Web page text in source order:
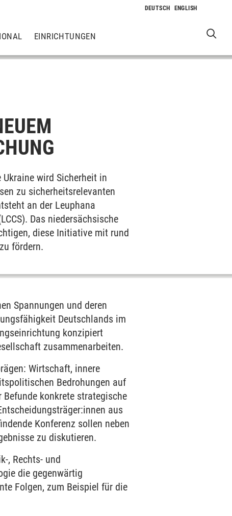
EINRICHTUNGEN
wird Sicherheit in
zu sicherheitsrelevanten
an der Leuphana
Das niedersächsische
diese Initiative mit rund
fördern.
Spannungen und deren
Deutschlands im
konzipiert
zusammenarbeiten.
Wirtschaft, innere
Bedrohungen auf
konkrete strategische
aus
Konferenz sollen neben
zu diskutieren.
, Rechts- und
die gegenwärtig
Folgen, zum Beispiel für die